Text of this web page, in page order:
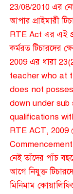
23/08/2010 এর
আপার প্রাইমারী
RTE Act এর এই
কর্মরত টিচারদের
2009 এর ধারা
teacher who at
does not
down under sub
qualifications
RTE ACT, 2009
Commencement
নেই তাঁদের পাঁচ
আগে নিযুক্ত
মিনিমাম